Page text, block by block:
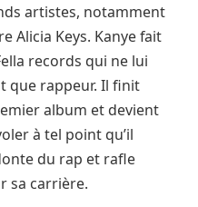
artistes, notamment
Alicia Keys. Kanye fait
records qui ne lui
que rappeur. Il finit
album et devient
à tel point qu’il
du rap et rafle
sa carrière.